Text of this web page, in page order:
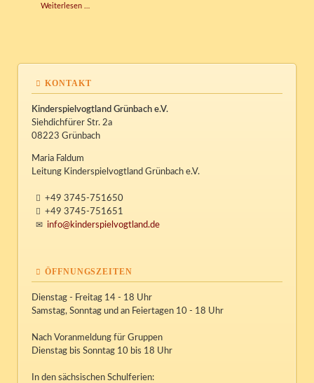
Weiterlesen …
KONTAKT
Kinderspielvogtland Grünbach e.V.
Siehdichfürer Str. 2a
08223 Grünbach
Maria Faldum
Leitung Kinderspielvogtland Grünbach e.V.
+49 3745-751650
+49 3745-751651
info@kinderspielvogtland.de
ÖFFNUNGSZEITEN
Dienstag - Freitag 14 - 18 Uhr
Samstag, Sonntag und an Feiertagen 10 - 18 Uhr
Nach Voranmeldung für Gruppen
Dienstag bis Sonntag 10 bis 18 Uhr
In den sächsischen Schulferien: